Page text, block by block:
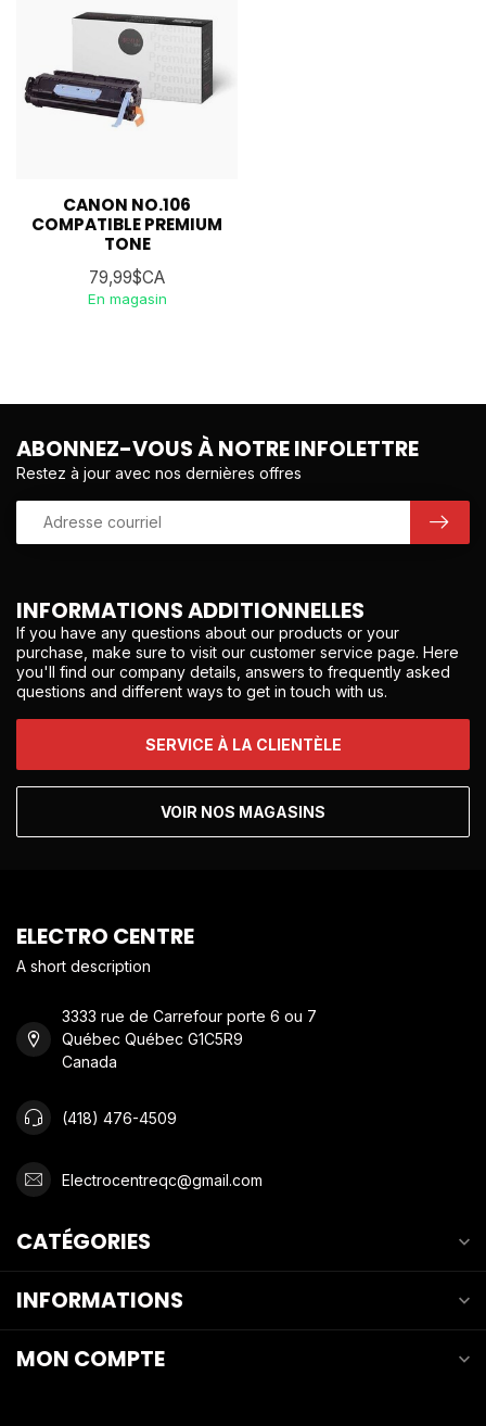
CANON NO.106
COMPATIBLE PREMIUM
TONE
79,99$CA
En magasin
INFORMATIONS ADDITIONNELLES
If you have any questions about our products or your
purchase, make sure to visit our customer service page. Here
you'll find our company details, answers to frequently asked
questions and different ways to get in touch with us.
SERVICE À LA CLIENTÈLE
VOIR NOS MAGASINS
ABONNEZ-VOUS À NOTRE INFOLETTRE
Restez à jour avec nos dernières offres
ELECTRO CENTRE
A short description
3333 rue de Carrefour porte 6 ou 7
Québec Québec G1C5R9
Canada
(418) 476-4509
Electrocentreqc@gmail.com
CATÉGORIES
INFORMATIONS
MON COMPTE